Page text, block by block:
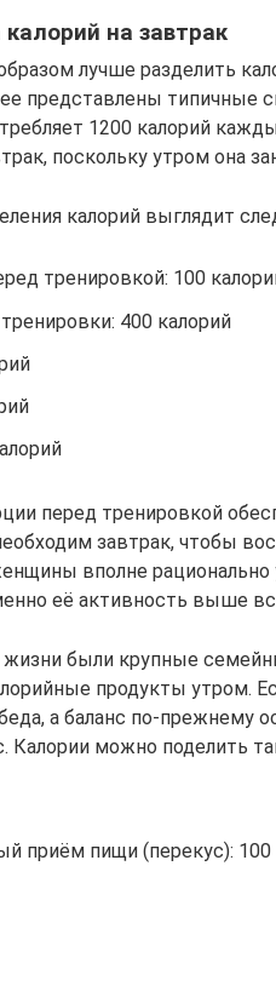
на завтрак
лучше разделить
представлены типичные
1200 калорий
поскольку утром она
калорий выглядит
тренировкой: 100
400 калорий
перед тренировкой
завтрак, чтобы
вполне рационально
её активность выше
были крупные
продукты утром.
а баланс по-прежнему
Калории можно поделить
приём пищи (перекус): 100